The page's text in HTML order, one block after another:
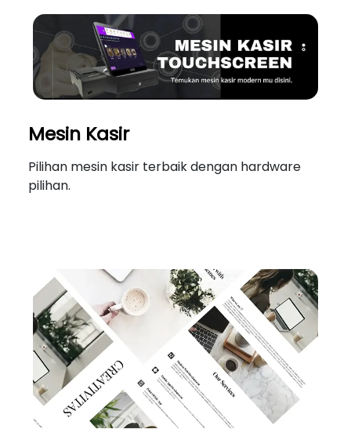
Mesin Kasir
Pilihan mesin kasir terbaik dengan hardware
pilihan.